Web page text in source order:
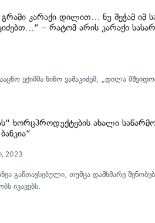
კარაქი დილით… ნუ შეჭამ იმ
– რატომ არის კარაქი
ექიმმა ნინო ვაშაკიძემ, „დილა
ხორცპროდუქტების ახალი
2023
განთავსებული, თუმცა დამხმარე
იკავებს.